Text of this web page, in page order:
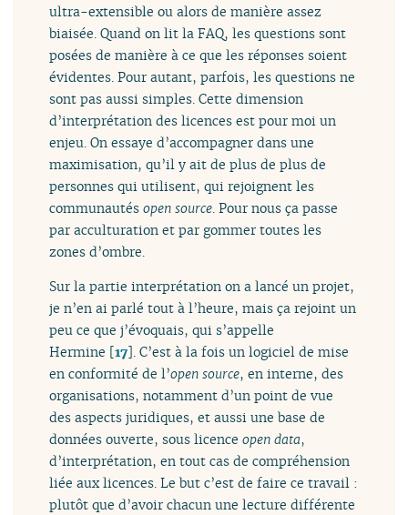
ultra-extensible ou alors de manière assez
biaisée. Quand on lit la FAQ, les questions sont
posées de manière à ce que les réponses soient
évidentes. Pour autant, parfois, les questions ne
sont pas aussi simples. Cette dimension
d’interprétation des licences est pour moi un
enjeu. On essaye d’accompagner dans une
maximisation, qu’il y ait de plus de plus de
personnes qui utilisent, qui rejoignent les
communautésopen source. Pour nous ça passe
par acculturation et par gommer toutes les
zones d’ombre.
Sur la partie interprétation on a lancé un projet,
je n’en ai parlé tout à l’heure, mais ça rejoint un
peu ce que j’évoquais, qui s’appelle
Hermine [17]. C’est à la fois un logiciel de mise
en conformité de l’open source, en interne, des
organisations, notamment d’un point de vue
des aspects juridiques, et aussi une base de
données ouverte, sous licenceopen data,
d’interprétation, en tout cas de compréhension
liée aux licences. Le but c’est de faire ce travail :
plutôt que d’avoir chacun une lecture différente